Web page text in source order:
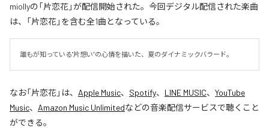
miollyの「片恋花」が配信開始された。今回デジタル配信された楽曲
は、「片恋花」を含む全1曲となっている。
誰もが知っている"片想い”の心情を描いた、夏のダイナミックバラード。
なお「片恋花」は、 Apple Music、 Spotify、 LINE MUSIC、 YouTube
Music、 Amazon Music Unlimitedなどの音楽配信サービスで聴くこと
ができる。